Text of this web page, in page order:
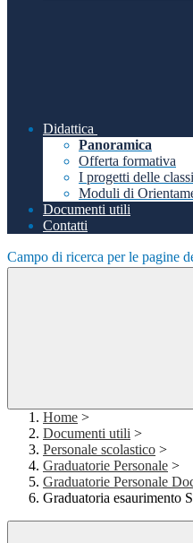
Didattica
Panoramica
Offerta formativa
I progetti delle classi
Moduli di
Documenti utili
Contatti
Campo di ricerca per le pagine
Home >
Documenti utili >
Personale scolastico >
Graduatorie Personale >
Graduatorie Personale
Graduatoria esaurimento